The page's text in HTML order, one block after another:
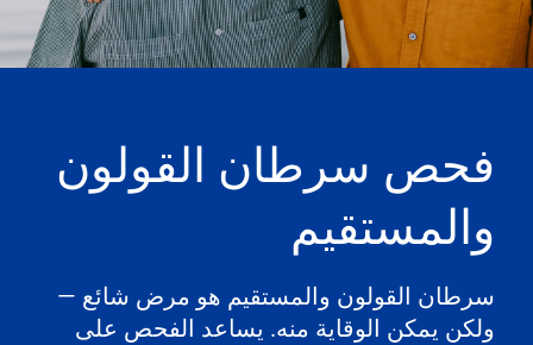
فحص سرطان القولون
والمستقيم
سرطان القولون والمستقيم هو مرض شائع —
ولكن يمكن الوقاية منه. يساعد الفحص على